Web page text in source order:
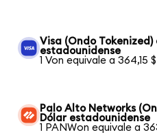
Visa (Ondo Tokenized)
estadounidense
1 Von equivale a 364,15 $
Palo Alto Networks
Dólar estadounidense
1 PANWon equivale a